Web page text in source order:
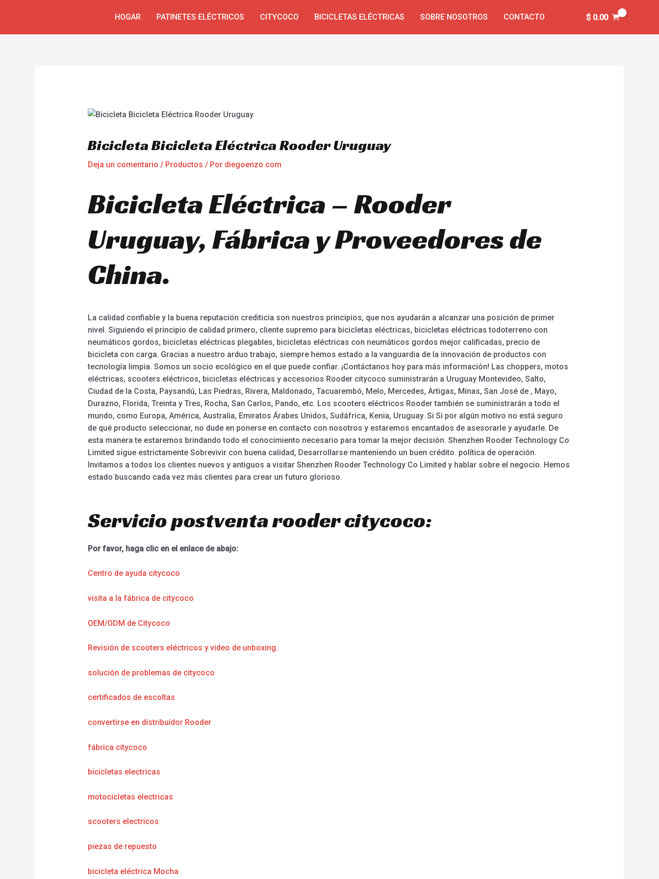
HOGAR PATINETES ELÉCTRICOS CITYCOCO BICICLETAS ELÉCTRICAS SOBRE NOSOTROS CONTACTO $0.00
Bicicleta Bicicleta Eléctrica Rooder Uruguay
Deja un comentario / Productos / Por diegoenzo.com
Bicicleta Eléctrica – Rooder
Uruguay, Fábrica y Proveedores de
China.
La calidad confiable y la buena reputación crediticia son nuestros principios, que nos ayudarán a alcanzar una posición de primer
nivel. Siguiendo el principio de calidad primero, cliente supremo para bicicletas eléctricas, bicicletas eléctricas todoterreno con
neumáticos gordos, bicicletas eléctricas plegables, bicicletas eléctricas con neumáticos gordos mejor calificadas, precio de
bicicleta con carga. Gracias a nuestro arduo trabajo, siempre hemos estado a la vanguardia de la innovación de productos con
tecnología limpia. Somos un socio ecológico en el que puede confiar. ¡Contáctanos hoy para más información! Las choppers, motos
eléctricas, scooters eléctricos, bicicletas eléctricas y accesorios Rooder citycoco suministrarán a Uruguay Montevideo, Salto,
Ciudad de la Costa, Paysandú, Las Piedras, Rivera, Maldonado, Tacuarembó, Melo, Mercedes, Artigas, Minas, San José de , Mayo,
Durazno, Florida, Treinta y Tres, Rocha, San Carlos, Pando, etc. Los scooters eléctricos Rooder también se suministrarán a todo el
mundo, como Europa, América, Australia, Emiratos Árabes Unidos, Sudáfrica, Kenia, Uruguay. Si Si por algún motivo no está seguro
de qué producto seleccionar, no dude en ponerse en contacto con nosotros y estaremos encantados de asesorarle y ayudarle. De
esta manera te estaremos brindando todo el conocimiento necesario para tomar la mejor decisión. Shenzhen Rooder Technology Co
Limited sigue estrictamente Sobrevivir con buena calidad, Desarrollarse manteniendo un buen crédito. política de operación.
Invitamos a todos los clientes nuevos y antiguos a visitar Shenzhen Rooder Technology Co Limited y hablar sobre el negocio. Hemos
estado buscando cada vez más clientes para crear un futuro glorioso.
Servicio postventa rooder citycoco:
Por favor, haga clic en el enlace de abajo:
Centro de ayuda citycoco
visita a la fábrica de citycoco
OEM/ODM de Citycoco
Revisión de scooters eléctricos y video de unboxing.
solución de problemas de citycoco
certificados de escoltas
convertirse en distribuidor Rooder
fábrica citycoco
bicicletas electricas
motocicletas electricas
scooters electricos
piezas de repuesto
bicicleta eléctrica Mocha